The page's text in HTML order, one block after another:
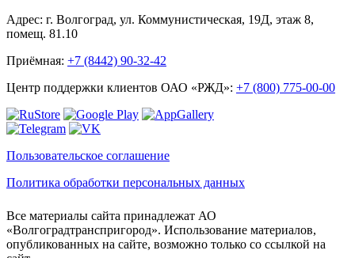
Адрес: г. Волгоград, ул. Коммунистическая, 19Д, этаж 8,
помещ. 81.10
Приёмная: +7 (8442) 90-32-42
Центр поддержки клиентов ОАО «РЖД»: +7 (800) 775-00-00
Пользовательское соглашение
Политика обработки персональных данных
Все материалы сайта принадлежат АО
«Волгоградтранспригород». Использование материалов,
опубликованных на сайте, возможно только со ссылкой на